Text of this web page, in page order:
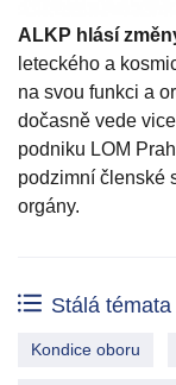
ALKP hlásí
leteckého a
na svou funkci a
dočasně vede
podniku LOM
podzimní členské
orgány.
Stálá témata
Kondice oboru